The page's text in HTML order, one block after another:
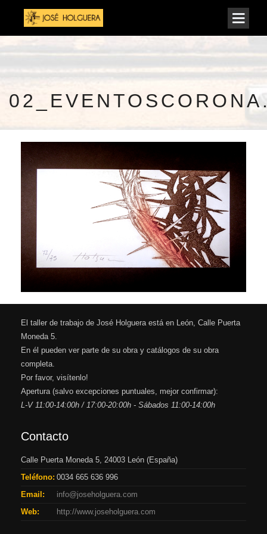
El taller de trabajo de José Holguera está en León, Calle Puerta
Moneda 5.
En él pueden ver parte de su obra y catálogos de su obra
completa.
Por favor, visítenlo!
Apertura (salvo excepciones puntuales, mejor confirmar):
L-V 11:00-14:00h / 17:00-20:00h - Sábados 11:00-14:00h
Contacto
Calle Puerta Moneda 5, 24003 León (España)
Teléfono: 0034 665 636 996
Email:
info@joseholguera.com
Web:
http://www.joseholguera.com